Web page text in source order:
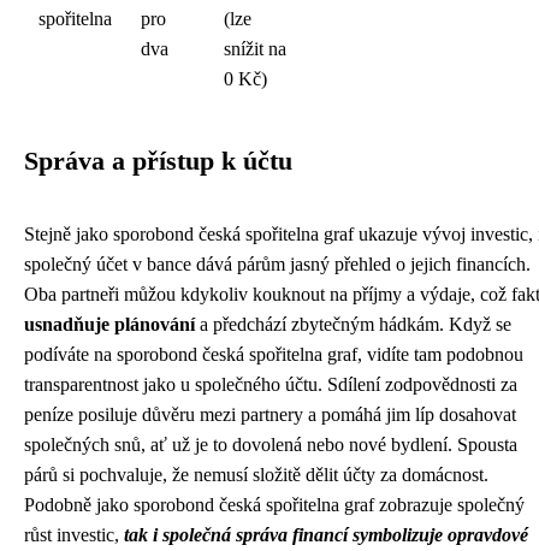
spořitelna
pro
dva
(lze
snížit na
0 Kč)
Správa a přístup k účtu
Stejně jako sporobond česká spořitelna graf ukazuje vývoj investic,
společný účet v bance dává párům jasný přehled o jejich financích.
Oba partneři můžou kdykoliv kouknout na příjmy a výdaje, což fakt
usnadňuje plánovánía předchází zbytečným hádkám. Když se
podíváte na sporobond česká spořitelna graf, vidíte tam podobnou
transparentnost jako u společného účtu. Sdílení zodpovědnosti za
peníze posiluje důvěru mezi partnery a pomáhá jim líp dosahovat
společných snů, ať už je to dovolená nebo nové bydlení. Spousta
párů si pochvaluje, že nemusí složitě dělit účty za domácnost.
Podobně jako sporobond česká spořitelna graf zobrazuje společný
růst investic, tak i společná správa financí symbolizuje opravdové